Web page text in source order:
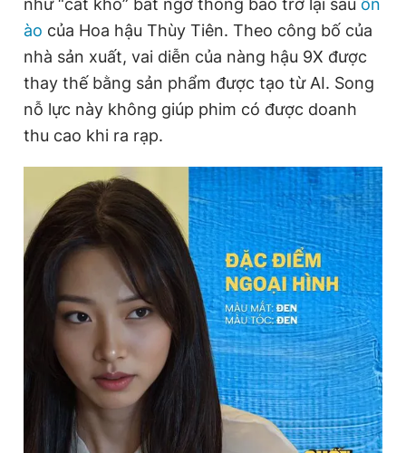
Tiện ích Bạn cần biết
Thông tin tòa soạn Liên hệ quảng cáo
Đọc Thanh Niên trên điện thoại
Theo dõi báo trên
Hotline
0906 645 777
Liên hệ quảng cáo
0908 780 404
Quảng cáo RSS Tòa soạn Chính sách bảo
như “cất kho” bất ngờ thông báo trở lại sau ồn
ào của Hoa hậu Thùy Tiên. Theo công bố của
nhà sản xuất, vai diễn của nàng hậu 9X được
thay thế bằng sản phẩm được tạo từ AI. Song
nỗ lực này không giúp phim có được doanh
thu cao khi ra rạp.